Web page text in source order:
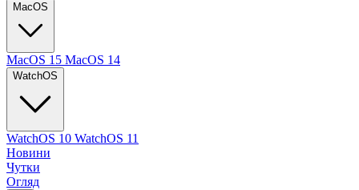
MacOS
MacOS 15 MacOS 14
WatchOS
WatchOS 10 WatchOS 11
Новини
Чутки
Огляд